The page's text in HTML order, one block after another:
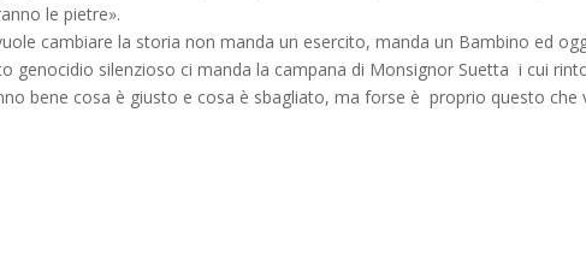
le pietre».
cambiare la storia non manda un esercito, manda un Bambino ed
genocidio silenzioso ci manda la campana di Monsignor Suetta i cui
bene cosa è giusto e cosa è sbagliato, ma forse è proprio questo che